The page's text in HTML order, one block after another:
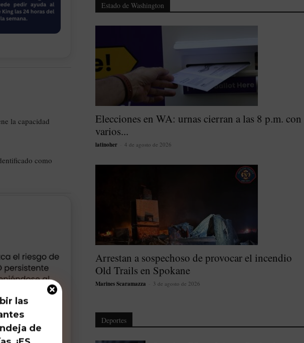
la capacidad
como
las
de
Estado de Washington
Elecciones en WA: urnas cierran a las 8 p.m. con
varios...
latinoher 4 de agosto de 2026
Arrestan a sospechoso de provocar el incendio
Old Trails en Spokane
Marines Scaramazza 3 de agosto de 2026
Deportes